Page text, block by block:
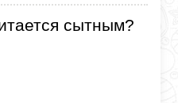
сытным?